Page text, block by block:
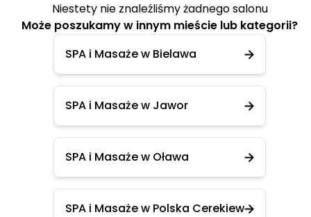
Niestety nie znaleźliśmy żadnego salonu
Może poszukamy w innym mieście lub kategorii?
SPA i Masaże w Bielawa
SPA i Masaże w Jawor
SPA i Masaże w Oława
SPA i Masaże w Polska Cerekiew